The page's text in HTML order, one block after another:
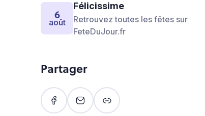
6
août
Félicissime
Retrouvez toutes les fêtes sur
FeteDuJour.fr
Partager